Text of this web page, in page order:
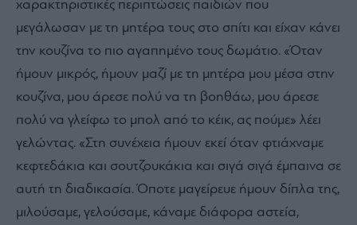
χαρακτηριστικές περιπτώσεις παιδιών που
μεγάλωσαν με τη μητέρα τους στο σπίτι και είχαν κάνει
την κουζίνα το πιο αγαπημένο τους δωμάτιο. «Όταν
ήμουν μικρός, ήμουν μαζί με τη μητέρα μου μέσα στην
κουζίνα, μου άρεσε πολύ να τη βοηθάω, μου άρεσε
πολύ να γλείφω το μπολ από το κέικ, ας πούμε» λέει
γελώντας. «Στη συνέχεια ήμουν εκεί όταν φτιάχναμε
κεφτεδάκια και σουτζουκάκια και σιγά σιγά έμπαινα σε
αυτή τη διαδικασία. Όποτε μαγείρευε ήμουν δίπλα της,
μιλούσαμε, γελούσαμε, κάναμε διάφορα αστεία,